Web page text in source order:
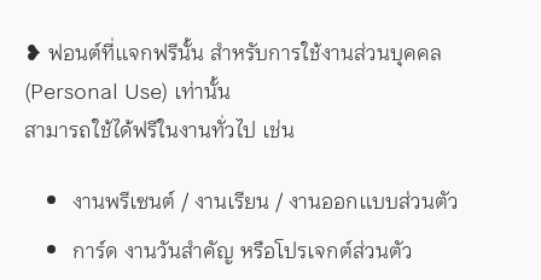
❥ ฟอนต์ที่แจกฟรีนั้น สำหรับการใช้งานส่วนบุคคล
(Personal Use) เท่านั้น
สามารถใช้ได้ฟรีในงานทั่วไป เช่น
งานพรีเซนต์ / งานเรียน / งานออกแบบส่วนตัว
การ์ด งานวันสำคัญ หรือโปรเจกต์ส่วนตัว